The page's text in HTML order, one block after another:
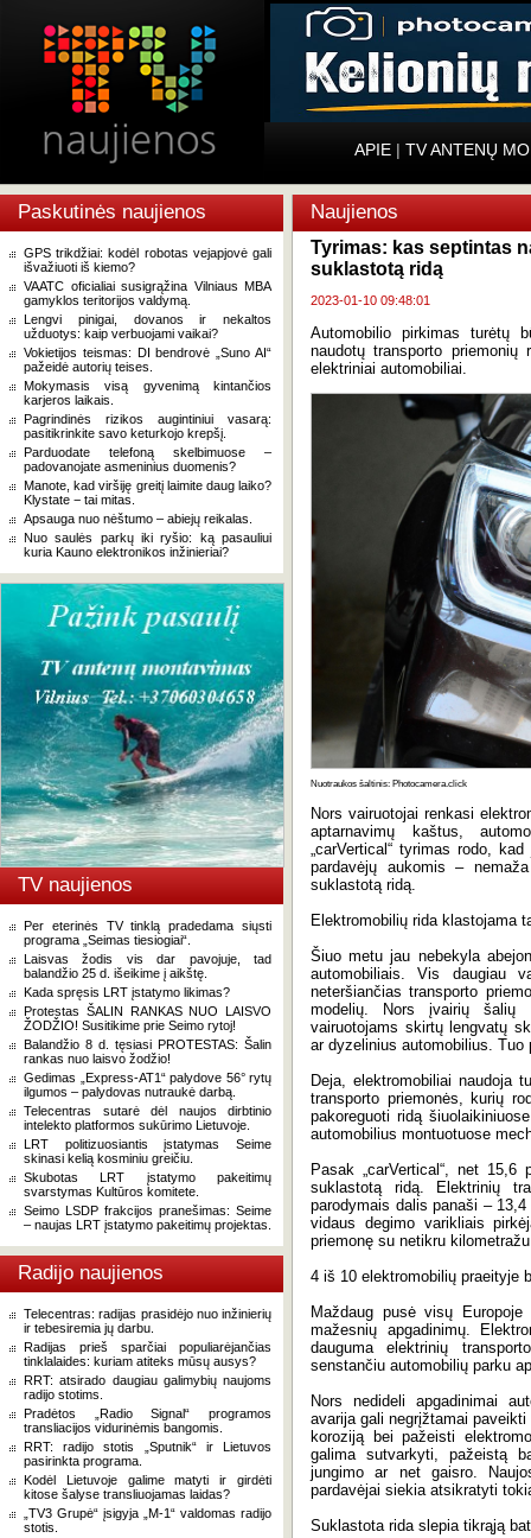
APIE | TV ANTENŲ
Paskutinės naujienos
GPS trikdžiai: kodėl robotas vejapjovė gali
išvažiuoti iš kiemo?
VAATC oficialiai susigrąžina Vilniaus MBA
gamyklos teritorijos valdymą.
Lengvi pinigai, dovanos ir nekaltos
užduotys: kaip verbuojami vaikai?
Vokietijos teismas: DI bendrovė „Suno AI“
pažeidė autorių teises.
Mokymasis visą gyvenimą kintančios
karjeros laikais.
Pagrindinės rizikos augintiniui vasarą:
pasitikrinkite savo keturkojo krepšį.
Parduodate telefoną skelbimuose –
padovanojate asmeninius duomenis?
Manote, kad viršiję greitį laimite daug laiko?
Klystate − tai mitas.
Apsauga nuo nėštumo – abiejų reikalas.
Nuo saulės parkų iki ryšio: ką pasauliui
kuria Kauno elektronikos inžinieriai?
TV naujienos
Per eterinės TV tinklą pradedama siųsti
programa „Seimas tiesiogiai“.
Laisvas žodis vis dar pavojuje, tad
balandžio 25 d. išeikime į aikštę.
Kada spręsis LRT įstatymo likimas?
Protestas ŠALIN RANKAS NUO LAISVO
ŽODŽIO! Susitikime prie Seimo rytoj!
Balandžio 8 d. tęsiasi PROTESTAS: Šalin
rankas nuo laisvo žodžio!
Gedimas „Express-AT1“ palydove 56° rytų
ilgumos – palydovas nutraukė darbą.
Telecentras sutarė dėl naujos dirbtinio
intelekto platformos sukūrimo Lietuvoje.
LRT politizuosiantis įstatymas Seime
skinasi kelią kosminiu greičiu.
Skubotas LRT įstatymo pakeitimų
svarstymas Kultūros komitete.
Seimo LSDP frakcijos pranešimas: Seime
– naujas LRT įstatymo pakeitimų projektas.
Radijo naujienos
Telecentras: radijas prasidėjo nuo inžinierių
ir tebesiremia jų darbu.
Radijas prieš sparčiai populiarėjančias
tinklalaides: kuriam atiteks mūsų ausys?
RRT: atsirado daugiau galimybių naujoms
radijo stotims.
Pradėtos „Radio Signal“ programos
transliacijos vidurinėmis bangomis.
RRT: radijo stotis „Sputnik“ ir Lietuvos
pasirinkta programa.
Kodėl Lietuvoje galime matyti ir girdėti
kitose šalyse transliuojamas laidas?
„TV3 Grupė“ įsigyja „M-1“ valdomas radijo
stotis.
Naujienos
Tyrimas: kas septintas
suklastotą ridą
2023-01-10 09:48:01
Automobilio pirkimas turėtų
naudotų transporto
elektriniai automobiliai.
Nuotraukos šaltinis: Photocamera.click
Nors vairuotojai renkasi
aptarnavimų kaštus,
„carVertical“ tyrimas rodo,
pardavėjų aukomis –
suklastotą ridą.
Elektromobilių rida klastojama
Šiuo metu jau nebekyla
automobiliais. Vis daugiau
neteršiančias transporto
modelių. Nors įvairių šalių
vairuotojams skirtų lengvatų
ar dyzelinius automobilius.
Deja, elektromobiliai naudoja
transporto priemonės, kurių
pakoreguoti ridą
automobilius montuotuose
Pasak „carVertical“, net
suklastotą ridą. Elektrinių
parodymais dalis panaši –
vidaus degimo varikliais
priemonę su netikru
4 iš 10 elektromobilių praeityje
Maždaug pusė visų
mažesnių apgadinimų.
dauguma elektrinių
senstančiu automobilių parku
Nors nedideli apgadinimai
avarija gali negrįžtamai
koroziją bei pažeisti
galima sutvarkyti, pažeistą
jungimo ar net gaisro.
pardavėjai siekia atsikratyti
Suklastota rida slepia tikrąją